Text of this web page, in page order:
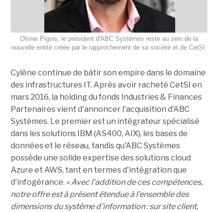
Olivier Pigois, le président d'ABC Systèmes reste au sein de la
nouvelle entité créée par le rapprochement de sa société et de CetSI.
Cylène continue de bâtir son empire dans le domaine
des infrastructures IT. Après avoir racheté CetSI en
mars 2016, la holding du fonds Industries & Finances
Partenaires vient d'annoncer l'acquisition d'ABC
Systèmes. Le premier est un intégrateur spécialisé
dans les solutions IBM (AS400, AIX), les bases de
données et le réseau, tandis qu'ABC Systèmes
possède une solide expertise des solutions cloud
Azure et AWS, tant en termes d'intégration que
d'infogérance. « Avec l'addition de ces compétences,
notre offre est à présent étendue à l'ensemble des
dimensions du système d'information : sur site client,